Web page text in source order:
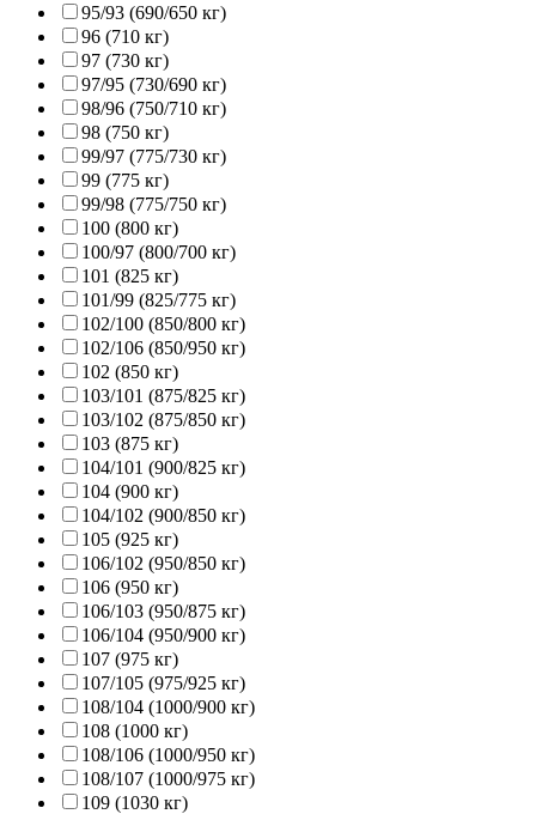
95/93 (690/650 кг)
96 (710 кг)
97 (730 кг)
97/95 (730/690 кг)
98/96 (750/710 кг)
98 (750 кг)
99/97 (775/730 кг)
99 (775 кг)
99/98 (775/750 кг)
100 (800 кг)
100/97 (800/700 кг)
101 (825 кг)
101/99 (825/775 кг)
102/100 (850/800 кг)
102/106 (850/950 кг)
102 (850 кг)
103/101 (875/825 кг)
103/102 (875/850 кг)
103 (875 кг)
104/101 (900/825 кг)
104 (900 кг)
104/102 (900/850 кг)
105 (925 кг)
106/102 (950/850 кг)
106 (950 кг)
106/103 (950/875 кг)
106/104 (950/900 кг)
107 (975 кг)
107/105 (975/925 кг)
108/104 (1000/900 кг)
108 (1000 кг)
108/106 (1000/950 кг)
108/107 (1000/975 кг)
109 (1030 кг)